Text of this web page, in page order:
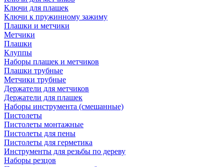
Ключи для плашек
Ключи к пружинному зажиму
Плашки и метчики
Метчики
Плашки
Клуппы
Наборы плашек и метчиков
Плашки трубные
Метчики трубные
Держатели для метчиков
Держатели для плашек
Наборы инструмента (смешанные)
Пистолеты
Пистолеты монтажные
Пистолеты для пены
Пистолеты для герметика
Инструменты для резьбы по дереву
Наборы резцов